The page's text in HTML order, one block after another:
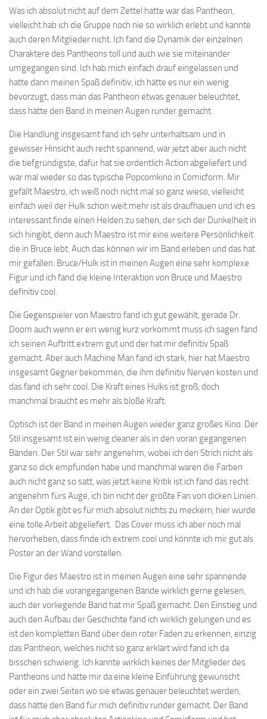
Was ich absolut nicht auf dem Zettel hatte war das Pantheon,
vielleicht hab ich die Gruppe noch nie so wirklich erlebt und kannte
auch deren Mitglieder nicht. Ich fand die Dynamik der einzelnen
Charaktere des Pantheons toll und auch wie sie miteinander
umgegangen sind. Ich hab mich einfach drauf eingelassen und
hatte dann meinen Spaß definitiv, ich hätte es nur ein wenig
bevorzugt, dass man das Pantheon etwas genauer beleuchtet,
dass hätte den Band in meinen Augen runder gemacht.
Die Handlung insgesamt fand ich sehr unterhaltsam und in
gewisser Hinsicht auch recht spannend, war jetzt aber auch nicht
die tiefgründigste, dafür hat sie ordentlich Action abgeliefert und
war mal wieder so das typische Popcornkino in Comicform. Mir
gefällt Maestro, ich weiß noch nicht mal so ganz wieso, vielleicht
einfach weil der Hulk schon weit mehr ist als draufhauen und ich es
interessant finde einen Helden zu sehen, der sich der Dunkelheit in
sich hingibt, denn auch Maestro ist mir eine weitere Persönlichkeit
die in Bruce lebt. Auch das können wir im Band erleben und das hat
mir gefallen. Bruce/Hulk ist in meinen Augen eine sehr komplexe
Figur und ich fand die kleine Interaktion von Bruce und Maestro
definitiv cool.
Die Gegenspieler von Maestro fand ich gut gewählt, gerade Dr.
Doom auch wenn er ein wenig kurz vorkommt muss ich sagen fand
ich seinen Auftritt extrem gut und der hat mir definitiv Spaß
gemacht. Aber auch Machine Man fand ich stark, hier hat Maestro
insgesamt Gegner bekommen, die ihm definitiv Nerven kosten und
das fand ich sehr cool. Die Kraft eines Hulks ist groß, doch
manchmal braucht es mehr als bloße Kraft.
Optisch ist der Band in meinen Augen wieder ganz großes Kino. Der
Stil insgesamt ist ein wenig cleaner als in den voran gegangenen
Bänden. Der Stil war sehr angenehm, wobei ich den Strich nicht als
ganz so dick empfunden habe und manchmal waren die Farben
auch nicht ganz so satt, was jetzt keine Kritik ist ich fand das recht
angenehm fürs Auge, ich bin nicht der größte Fan von dicken Linien.
An der Optik gibt es für mich absolut nichts zu meckern, hier wurde
eine tolle Arbeit abgeliefert. Das Cover muss ich aber noch mal
hervorheben, dass finde ich extrem cool und könnte ich mir gut als
Poster an der Wand vorstellen.
Die Figur des Maestro ist in meinen Augen eine sehr spannende
und ich hab die vorangegangenen Bände wirklich gerne gelesen,
auch der vorliegende Band hat mir Spaß gemacht. Den Einstieg und
auch den Aufbau der Geschichte fand ich wirklich gelungen und es
ist den kompletten Band über dein roter Faden zu erkennen, einzig
das Pantheon, welches nicht so ganz erklärt wird fand ich da
bisschen schwierig. Ich kannte wirklich keines der Mitglieder des
Pantheons und hätte mir da eine kleine Einführung gewünscht
oder ein zwei Seiten wo sie etwas genauer beleuchtet werden,
dass hätte den Band für mich definitiv runder gemacht. Der Band